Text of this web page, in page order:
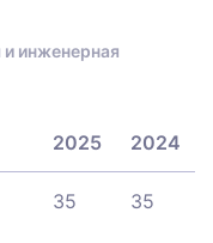
инженерная
2025 2024
35 35